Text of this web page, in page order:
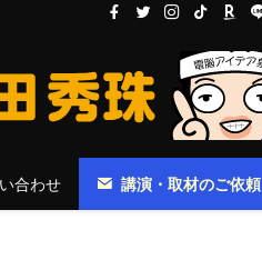
合わせ 講演・取材のご依頼